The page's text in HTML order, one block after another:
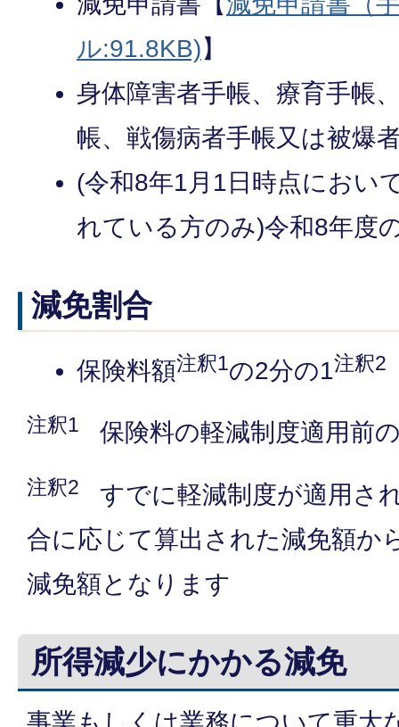
ル:91.8KB)】
身体障害者手帳、療育手帳
帳、戦傷病者手帳又は被爆
(令和8年1月1日時点におい
れている方のみ)令和8年度
減免割合
保険料額注釈1の2分の1注釈2
注釈1 保険料の軽減制度適用前
注釈2 すでに軽減制度が適用さ
合に応じて算出された減免額か
減免額となります
所得減少にかかる減免